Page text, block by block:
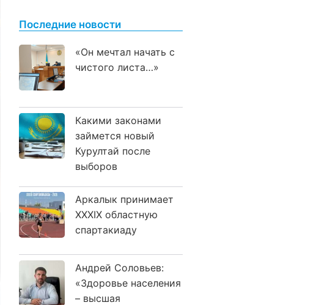
Последние новости
«Он мечтал начать с
чистого листа…»
Какими законами
займется новый
Курултай после
выборов
Аркалык принимает
XXXIX областную
спартакиаду
Андрей Соловьев:
«Здоровье населения
– высшая